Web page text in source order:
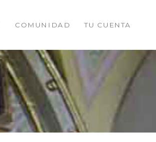
COMUNIDAD TU CUENTA